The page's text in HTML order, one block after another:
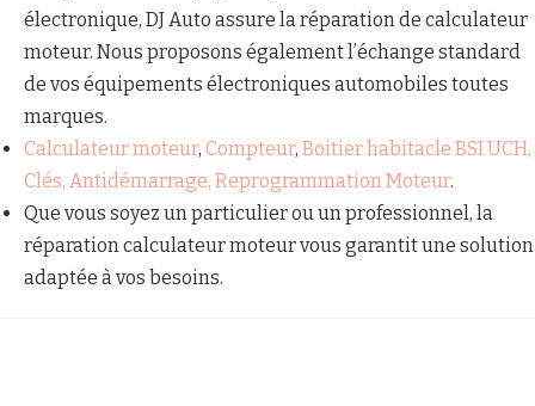
électronique, DJ Auto assure la réparation de calculateur
moteur. Nous proposons également l’échange standard
de vos équipements électroniques automobiles toutes
marques.
Calculateur moteur, Compteur, Boitier habitacle BSI UCH,
Clés, Antidémarrage, Reprogrammation Moteur.
Que vous soyez un particulier ou un professionnel, la
réparation calculateur moteur vous garantit une solution
adaptée à vos besoins.